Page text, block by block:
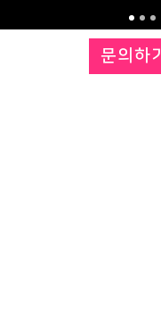
문의하기